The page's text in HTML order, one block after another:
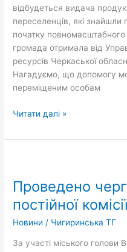
відбудеться видача
переселенців, які знайшли
початку повномасштабного
громада отримала від
ресурсів Черкаської
Нагадуємо, що допомогу
переміщеним особам
Читати далі »
Проведено
постійної
Новини / Чигиринська ТГ
За участі міського голови
засідання
постійної
комісії
міської
ради